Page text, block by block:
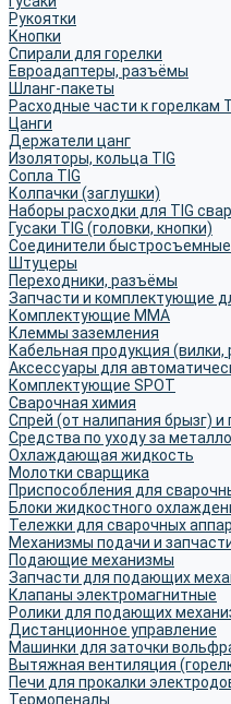
Рукоятки
Кнопки
Спирали для горелки
Евроадаптеры, разъёмы
Шланг-пакеты
Расходные части к горелкам
Цанги
Держатели цанг
Изоляторы, кольца TIG
Сопла TIG
Колпачки (заглушки)
Наборы расходки для TIG
Гусаки TIG (головки, кнопки)
Соединители быстросъемные
Штуцеры
Переходники, разъёмы
Запчасти и комплектующие
Комплектующие ММА
Клеммы заземления
Кабельная продукция (вилки,
Аксессуары для
Комплектующие SPOT
Сварочная химия
Спрей (от налипания брызг) и
Средства по уходу за
Охлаждающая жидкость
Молотки сварщика
Приспособления для
Блоки жидкостного
Тележки для сварочных
Механизмы подачи и
Подающие механизмы
Запчасти для подающих
Клапаны электромагнитные
Ролики для подающих
Дистанционное управление
Машинки для заточки
Вытяжная вентиляция
Печи для прокалки
Термопеналы